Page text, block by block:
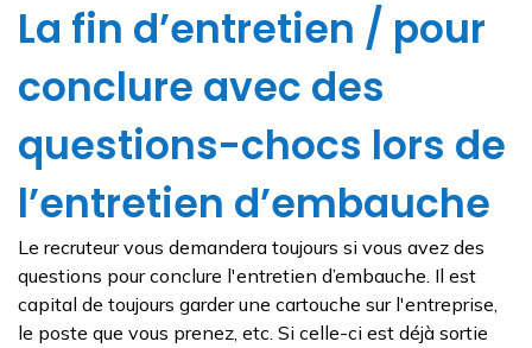
La fin d’entretien / pour
conclure avec des
questions-chocs lors de
l’entretien d’embauche
Le recruteur vous demandera toujours si vous avez des
questions pour conclure l'entretien d’embauche. Il est
capital de toujours garder une cartouche sur l'entreprise,
le poste que vous prenez, etc. Si celle-ci est déjà sortie